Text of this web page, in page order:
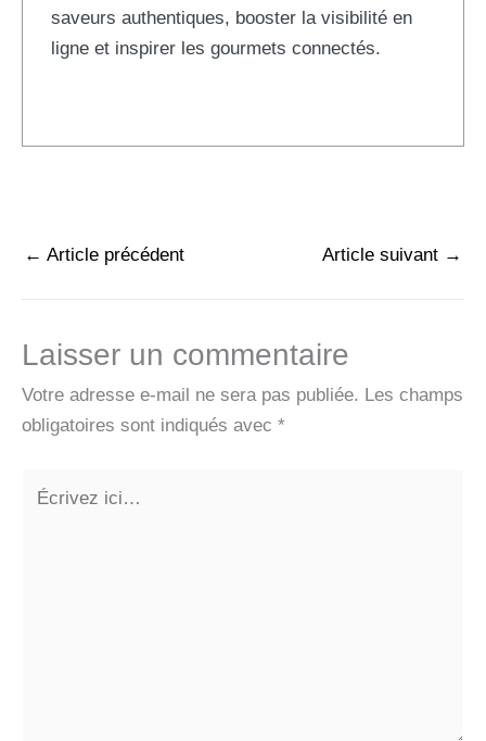
saveurs authentiques, booster la visibilité en
ligne et inspirer les gourmets connectés.
← Article précédent Article suivant →
Laisser un commentaire
Votre adresse e-mail ne sera pas publiée. Les champs
obligatoires sont indiqués avec *